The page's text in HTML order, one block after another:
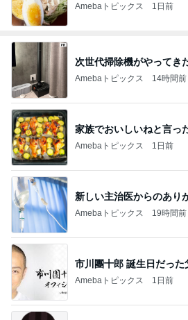
Amebaトピックス 1日前
次世代掃除機がやってき
Amebaトピックス 14時間前
家族でおいしいねと言っ
Amebaトピックス 1日前
新しい主治医からのあり
Amebaトピックス 19時間前
市川團十郎 誕生日だった
Amebaトピックス 1日前